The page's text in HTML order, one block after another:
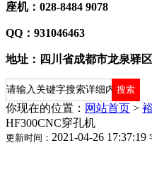
座机：028-8484 9078
QQ：931046463
地址：四川省成都市龙泉驿
你现在的位置： 网站首页 >
HF300CNC穿孔机
更新时间： 2021-04-26 17:37:19